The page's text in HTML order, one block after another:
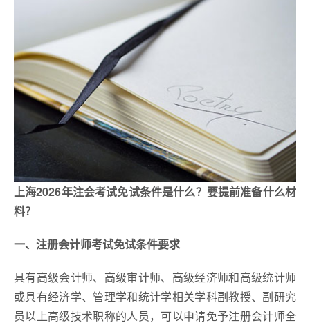
上海2026年注会考试免试条件是什么？要提前准备什么材
料？
一、注册会计师考试免试条件要求
具有高级会计师、高级审计师、高级经济师和高级统计师
或具有经济学、管理学和统计学相关学科副教授、副研究
员以上高级技术职称的人员，可以申请免予注册会计师全